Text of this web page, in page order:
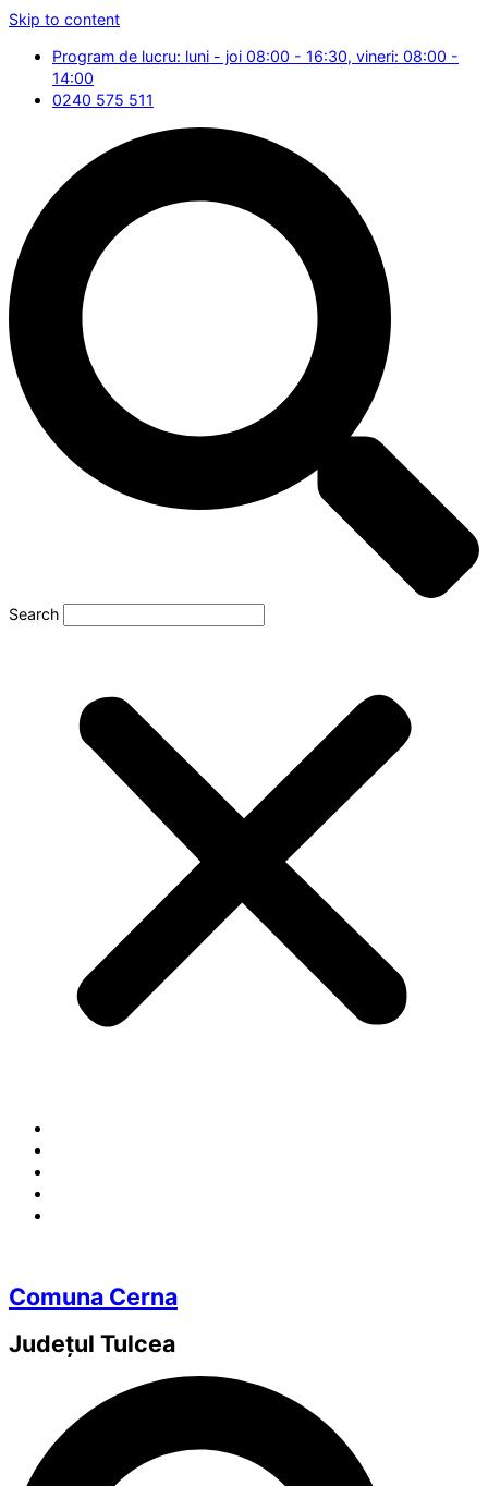
Skip to content
Program de lucru: luni - joi 08:00 - 16:30, vineri: 08:00 -
14:00
0240 575 511
Search
Comuna Cerna
Județul Tulcea